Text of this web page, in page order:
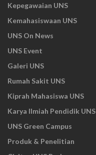
Kepegawaian UNS
Kemahasiswaan UNS
UNS On News
UNS Event
Galeri UNS
Rumah Sakit UNS
Kiprah Mahasiswa UNS
Karya Ilmiah Pendidik UNS
UNS Green Campus
Produk & Penelitian